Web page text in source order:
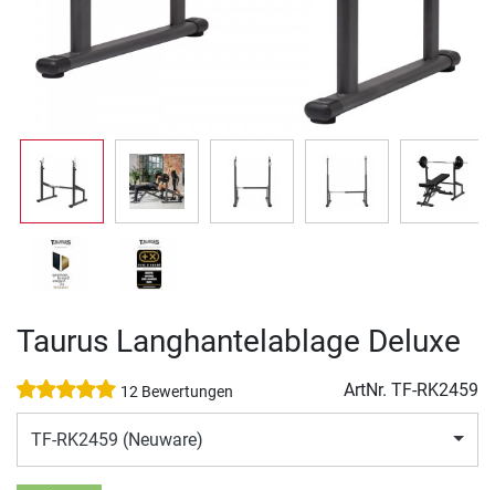
Taurus Langhantelablage Deluxe
12 Bewertungen ArtNr. TF-RK2459
TF-RK2459 (Neuware)